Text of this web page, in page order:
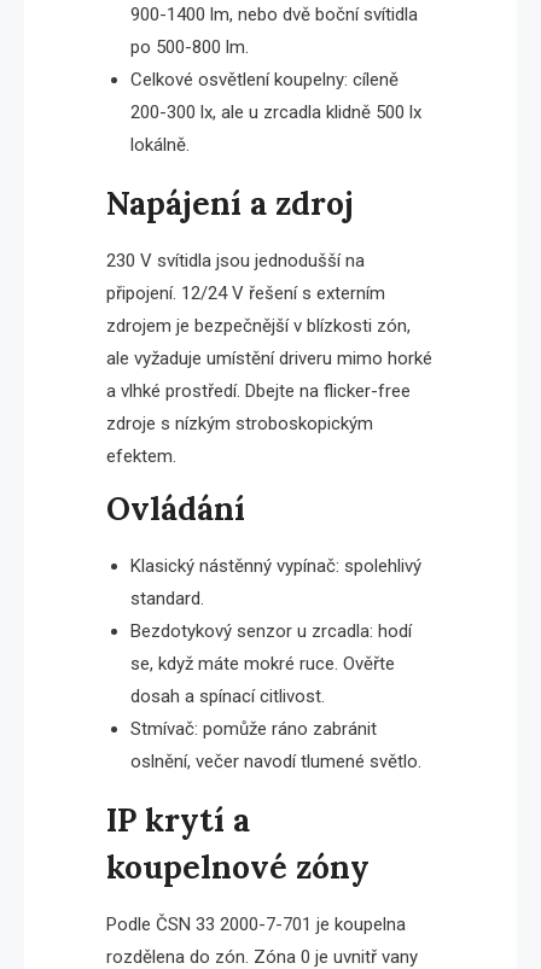
900-1400 lm, nebo dvě boční svítidla
po 500-800 lm.
Celkové osvětlení koupelny: cíleně
200-300 lx, ale u zrcadla klidně 500 lx
lokálně.
Napájení a zdroj
230 V svítidla jsou jednodušší na
připojení. 12/24 V řešení s externím
zdrojem je bezpečnější v blízkosti zón,
ale vyžaduje umístění driveru mimo horké
a vlhké prostředí. Dbejte na flicker-free
zdroje s nízkým stroboskopickým
efektem.
Ovládání
Klasický nástěnný vypínač: spolehlivý
standard.
Bezdotykový senzor u zrcadla: hodí
se, když máte mokré ruce. Ověřte
dosah a spínací citlivost.
Stmívač: pomůže ráno zabránit
oslnění, večer navodí tlumené světlo.
IP krytí a
koupelnové zóny
Podle ČSN 33 2000-7-701 je koupelna
rozdělena do zón. Zóna 0 je uvnitř vany